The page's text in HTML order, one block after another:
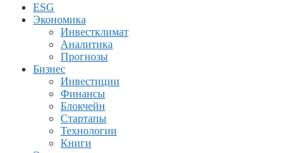
ESG
Экономика
Инвестклимат
Аналитика
Прогнозы
Бизнес
Инвестиции
Финансы
Блокчейн
Стартапы
Технологии
Книги